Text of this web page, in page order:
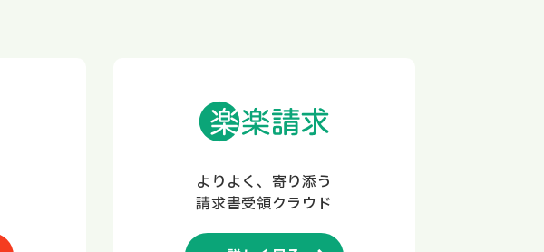
よりよく、寄り添う
請求書受領クラウド